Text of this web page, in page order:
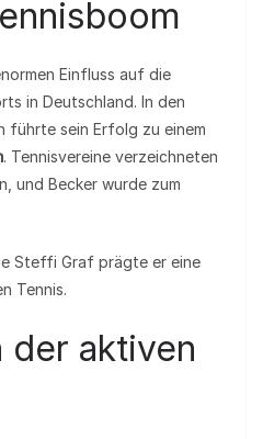
Einfluss auf die
in Deutschland. In den
führte sein Erfolg zu einem
. Tennisvereine verzeichneten
und Becker wurde zum
Steffi Graf prägte er eine
Tennis.
der aktiven